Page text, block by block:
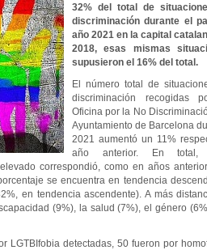
32% del total de
discriminación durante el
año 2021 en la capital
2018, esas mismas
supusieron el 16% del total.
El número total de
discriminación recogidas
Oficina por la No
Ayuntamiento de Barcelona
2021 aumentó un 11%
año anterior. En total,
correspondió, como en años
se encuentra en tendencia
en tendencia ascendente). A más
(9%), la salud (7%), el género
LGTBIfobia detectadas, 50 fueron por